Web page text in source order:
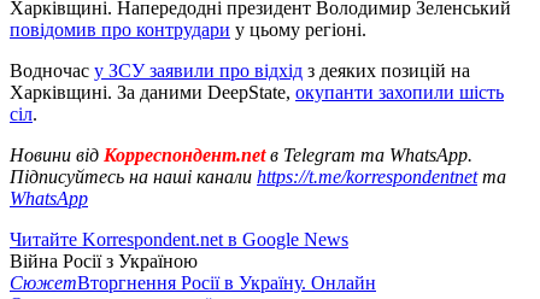
Харківщині. Напередодні президент Володимир Зеленський
повідомив про контрудари у цьому регіоні.
Водночас у ЗСУ заявили про відхід з деяких позицій на
Харківщині. За даними DeepState, окупанти захопили шість
сіл.
Новини від Корреспондент.netв Telegram та WhatsApp.
Підписуйтесь на наші канали https://t.me/korrespondentnetта
WhatsApp
Читайте Korrespondent.net в Google News
Війна Росії з Україною
СюжетВторгнення Росії в Україну. Онлайн